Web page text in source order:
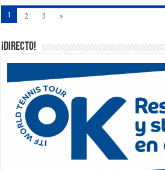
1 2 3 »
¡DIRECTO!